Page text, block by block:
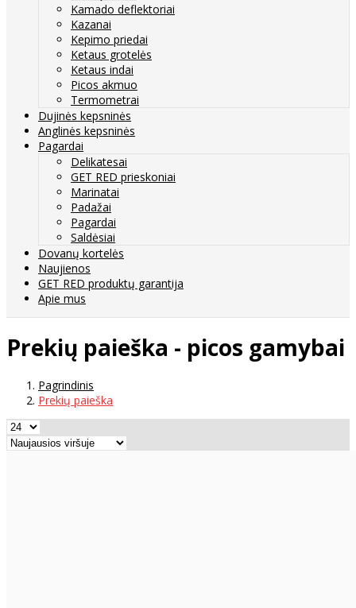
Kamado deflektoriai
Kazanai
Kepimo priedai
Ketaus grotelės
Ketaus indai
Picos akmuo
Termometrai
Dujinės kepsninės
Anglinės kepsninės
Pagardai
Delikatesai
GET RED prieskoniai
Marinatai
Padažai
Pagardai
Saldėsiai
Dovanų kortelės
Naujienos
GET RED produktų garantija
Apie mus
Prekių paieška - picos gamybai
Pagrindinis
Prekių paieška